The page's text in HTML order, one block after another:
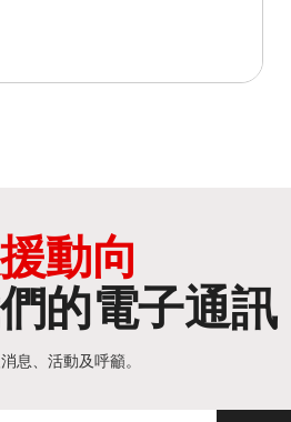
動向
的電子通訊
息、活動及呼籲。